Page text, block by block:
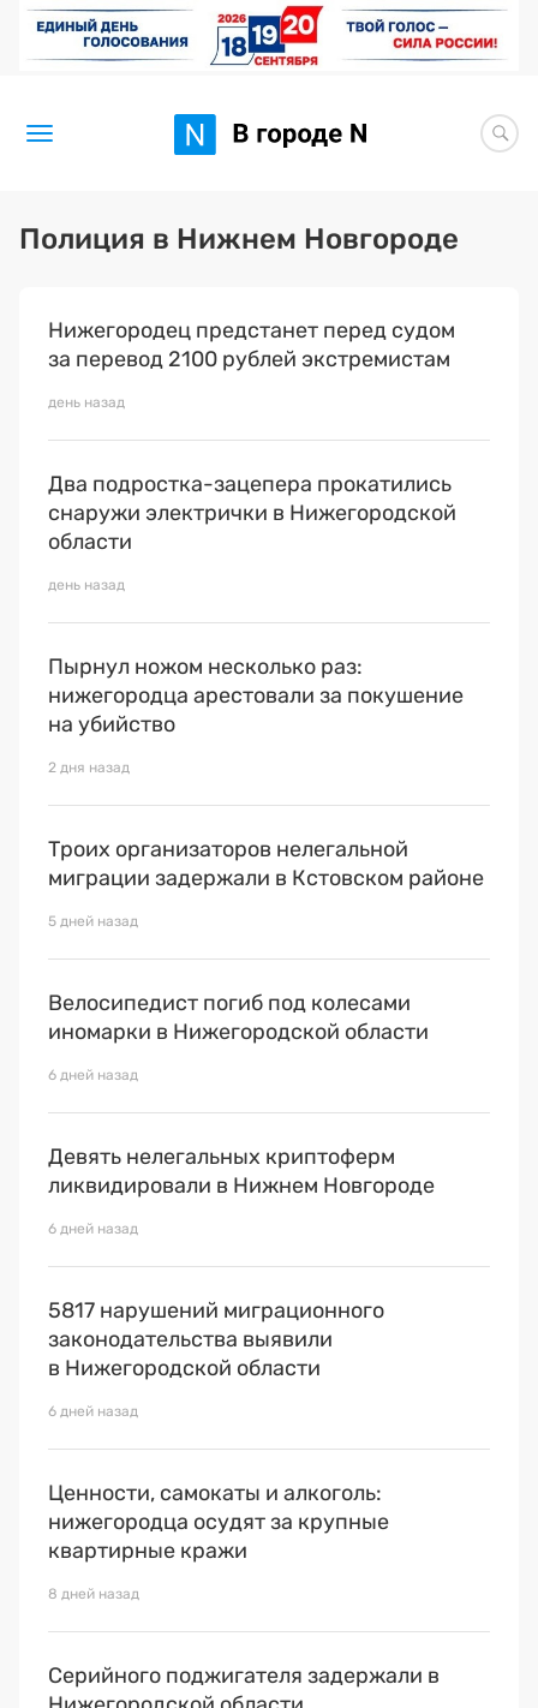
Новости
Здоровье
Искусство исцелять
Премия 2026 (текущая)
Полиция в Нижнем Новгороде
Нижегородец предстанет перед судом
за перевод 2100 рублей экстремистам
день назад
Два подростка-зацепера прокатились
снаружи электрички в Нижегородской
области
день назад
Пырнул ножом несколько раз:
нижегородца арестовали за покушение
на убийство
2 дня назад
Троих организаторов нелегальной
миграции задержали в Кстовском районе
5 дней назад
Велосипедист погиб под колесами
иномарки в Нижегородской области
6 дней назад
Девять нелегальных криптоферм
ликвидировали в Нижнем Новгороде
6 дней назад
5817 нарушений миграционного
законодательства выявили
в Нижегородской области
6 дней назад
Ценности, самокаты и алкоголь:
нижегородца осудят за крупные
квартирные кражи
8 дней назад
Серийного поджигателя задержали в